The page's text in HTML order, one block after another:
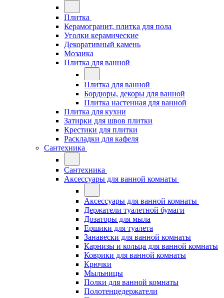
Плитка
Керамогранит, плитка для пола
Уголки керамические
Декоративный камень
Мозаика
Плитка для ванной
Плитка для ванной
Бордюры, декоры для ванной
Плитка настенная для ванной
Плитка для кухни
Затирки для швов плитки
Крестики для плитки
Раскладки для кафеля
Сантехника
Сантехника
Аксессуары для ванной комнаты
Аксессуары для ванной комнаты
Держатели туалетной бумаги
Дозаторы для мыла
Ершики для туалета
Занавески для ванной комнаты
Карнизы и кольца для ванной комнаты
Коврики для ванной комнаты
Крючки
Мыльницы
Полки для ванной комнаты
Полотенцедержатели